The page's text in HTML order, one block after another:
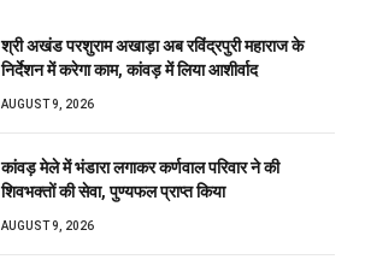
श्री अखंड परशुराम अखाड़ा अब रविंद्रपुरी महाराज के
निर्देशन में करेगा काम, कांवड़ में लिया आशीर्वाद
AUGUST 9, 2026
कांवड़ मेले में भंडारा लगाकर कर्णवाल परिवार ने की
शिवभक्तों की सेवा, पुण्यफल प्राप्त किया
AUGUST 9, 2026